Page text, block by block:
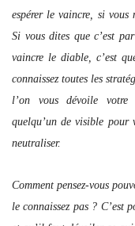
espérer le vaincre, si vous
Si vous dites que c’est
vaincre le diable, c’est
connaissez toutes les
l’on vous dévoile votre
quelqu’un de visible pour
neutraliser.
Comment pensez-vous
le connaissez pas ? C’est